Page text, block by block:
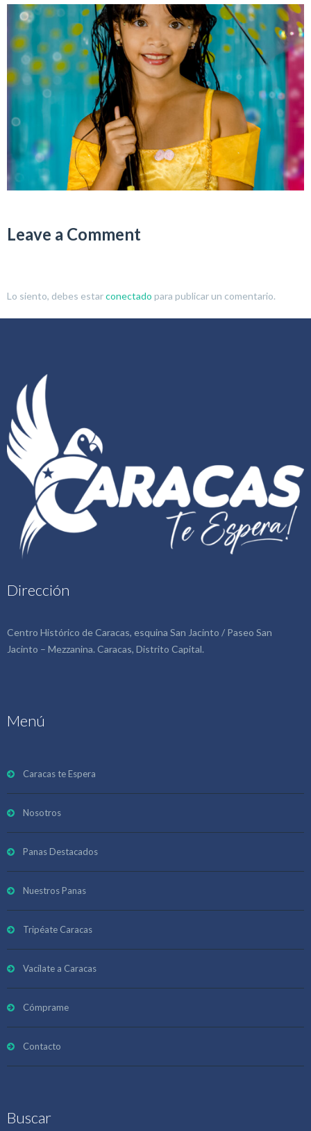
Leave a Comment
Lo siento, debes estarconectado para publicar un comentario.
Dirección
Centro Histórico de Caracas, esquina San Jacinto / Paseo San
Jacinto – Mezzanina. Caracas, Distrito Capital.
Menú
Caracas te Espera
Nosotros
Panas Destacados
Nuestros Panas
Tripéate Caracas
Vacílate a Caracas
Cómprame
Contacto
Buscar